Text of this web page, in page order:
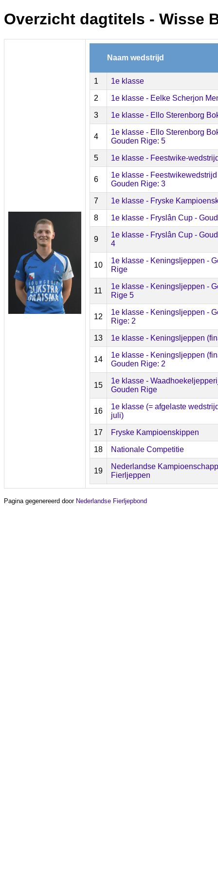
Overzicht dagtitels - Wisse
Naam wedstrijd
1 1e klasse
2 1e klasse - Eelke Scherjon
3 1e klasse - Ello Sterenborg
4
1e klasse - Ello Sterenborg
Gouden Rige: 5
5 1e klasse - Feestwike-
6
1e klasse - Feestwikewedstrijd
Gouden Rige: 3
7 1e klasse - Fryske
8 1e klasse - Fryslân Cup -
9
1e klasse - Fryslân Cup -
4
10
1e klasse - Keningsljeppen -
Rige
11
1e klasse - Keningsljeppen -
Rige 5
12
1e klasse - Keningsljeppen -
Rige: 2
13 1e klasse - Keningsljeppen
14
1e klasse - Keningsljeppen
Gouden Rige: 2
15
1e klasse -
Gouden Rige
16
1e klasse (= afgelaste
juli)
17 Fryske Kampioenskippen
18 Nationale Competitie
19
Nederlandse
Fierljeppen
Pagina gegenereerd door Nederlandse Fierljepbond